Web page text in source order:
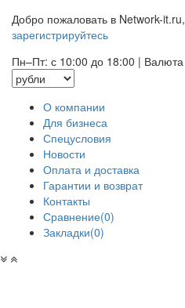
Добро пожаловать в Network-it.ru,
зарегистрируйтесь
Пн–Пт: с 10:00 до 18:00 | Валюта
О компании
Для бизнеса
Спецусловия
Новости
Оплата и доставка
Гарантии и возврат
Контакты
Сравнение(0)
Закладки(0)